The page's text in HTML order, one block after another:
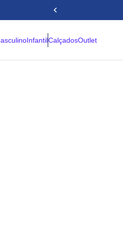
InfantilCalçadosOutlet